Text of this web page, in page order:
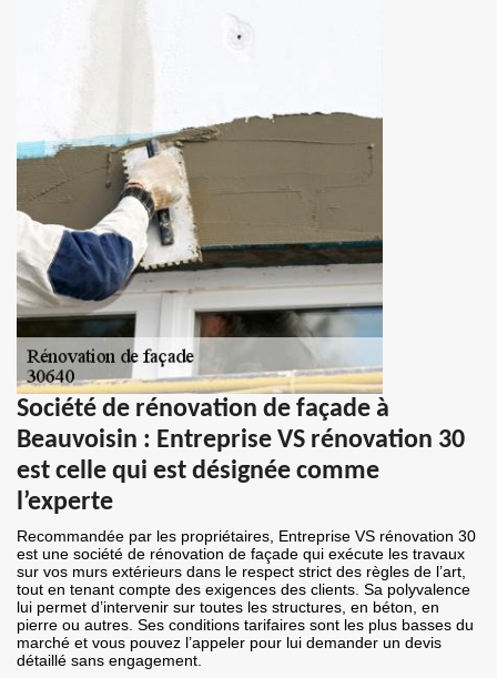
Société de rénovation de façade à
Beauvoisin : Entreprise VS rénovation 30
est celle qui est désignée comme
l’experte
Recommandée par les propriétaires, Entreprise VS rénovation 30
est une société de rénovation de façade qui exécute les travaux
sur vos murs extérieurs dans le respect strict des règles de l’art,
tout en tenant compte des exigences des clients. Sa polyvalence
lui permet d’intervenir sur toutes les structures, en béton, en
pierre ou autres. Ses conditions tarifaires sont les plus basses du
marché et vous pouvez l’appeler pour lui demander un devis
détaillé sans engagement.